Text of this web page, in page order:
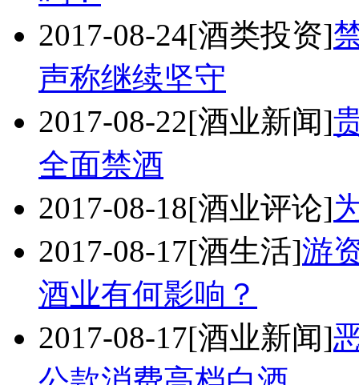
2017-08-24[酒类投资]
声称继续坚守
2017-08-22[酒业新闻]
全面禁酒
2017-08-18[酒业评论]
2017-08-17[酒生活]游
酒业有何影响？
2017-08-17[酒业新闻]